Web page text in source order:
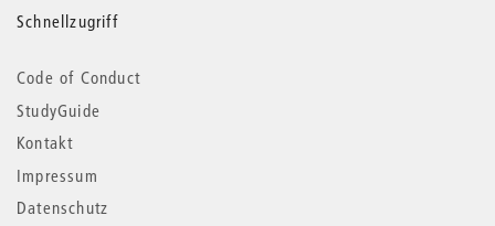
Schnellzugriff
Code of Conduct
StudyGuide
Kontakt
Impressum
Datenschutz